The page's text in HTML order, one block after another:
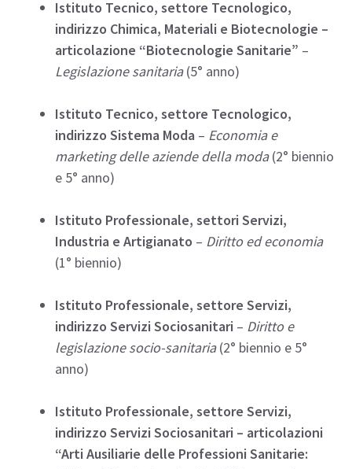
Istituto Tecnico, settore Tecnologico,
indirizzo Chimica, Materiali e Biotecnologie –
articolazione “Biotecnologie Sanitarie” –
Legislazione sanitaria(5° anno)
Istituto Tecnico, settore Tecnologico,
indirizzo Sistema Moda – Economia e
marketing delle aziende della moda(2° biennio
e 5° anno)
Istituto Professionale, settori Servizi,
Industria e Artigianato – Diritto ed economia
(1° biennio)
Istituto Professionale, settore Servizi,
indirizzo Servizi Sociosanitari – Diritto e
legislazione socio-sanitaria(2° biennio e 5°
anno)
Istituto Professionale, settore Servizi,
indirizzo Servizi Sociosanitari – articolazioni
“Arti Ausiliarie delle Professioni Sanitarie: